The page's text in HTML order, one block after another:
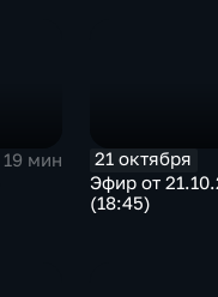
19 мин
21 октября
Эфир от
(18:45)